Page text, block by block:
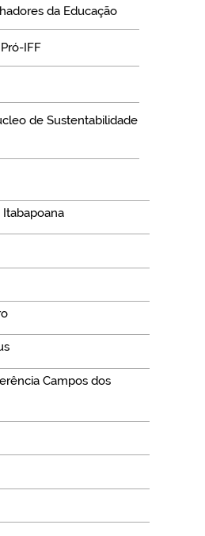
da Educação
IFF
de Sustentabilidade
Campos dos